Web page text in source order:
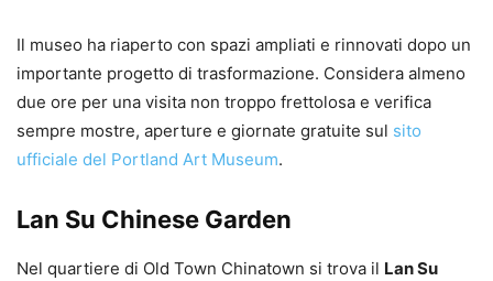
Il museo ha riaperto con spazi ampliati e rinnovati dopo un
importante progetto di trasformazione. Considera almeno
due ore per una visita non troppo frettolosa e verifica
sempre mostre, aperture e giornate gratuite sul sito
ufficiale del Portland Art Museum.
Lan Su Chinese Garden
Nel quartiere di Old Town Chinatown si trova il Lan Su